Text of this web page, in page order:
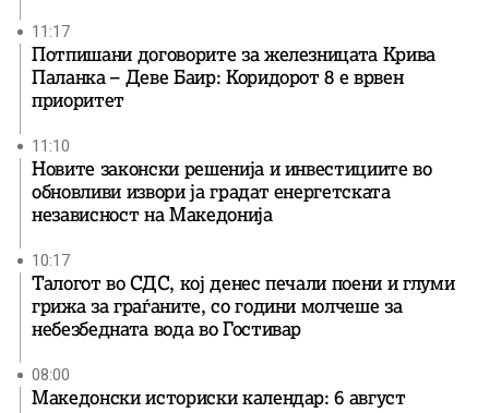
11:17
Потпишани договорите за железницата Крива
Паланка – Деве Баир: Коридорот 8 е врвен
приоритет
11:10
Новите законски решенија и инвестициите во
обновливи извори ја градат енергетската
независност на Македонија
10:17
Талогот во СДС, кој денес печали поени и глуми
грижа за граѓаните, со години молчеше за
небезбедната вода во Гостивар
08:00
Македонски историски календар: 6 август